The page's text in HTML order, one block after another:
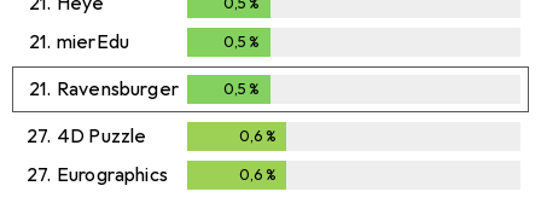
21. mierEdu 0,5 %
21. Ravensburger 0,5 %
27. 4D Puzzle 0,6 %
27. Eurographics 0,6 %